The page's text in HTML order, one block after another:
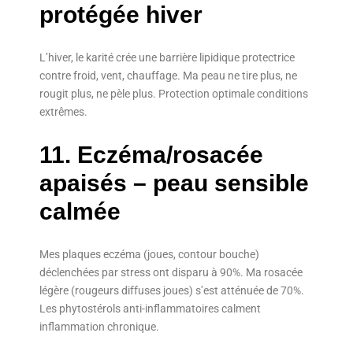
protégée hiver
L’hiver, le karité crée une barrière lipidique protectrice
contre froid, vent, chauffage. Ma peau ne tire plus, ne
rougit plus, ne pèle plus. Protection optimale conditions
extrêmes.
11. Eczéma/rosacée
apaisés – peau sensible
calmée
Mes plaques eczéma (joues, contour bouche)
déclenchées par stress ont disparu à 90%. Ma rosacée
légère (rougeurs diffuses joues) s’est atténuée de 70%.
Les phytostérols anti-inflammatoires calment
inflammation chronique.